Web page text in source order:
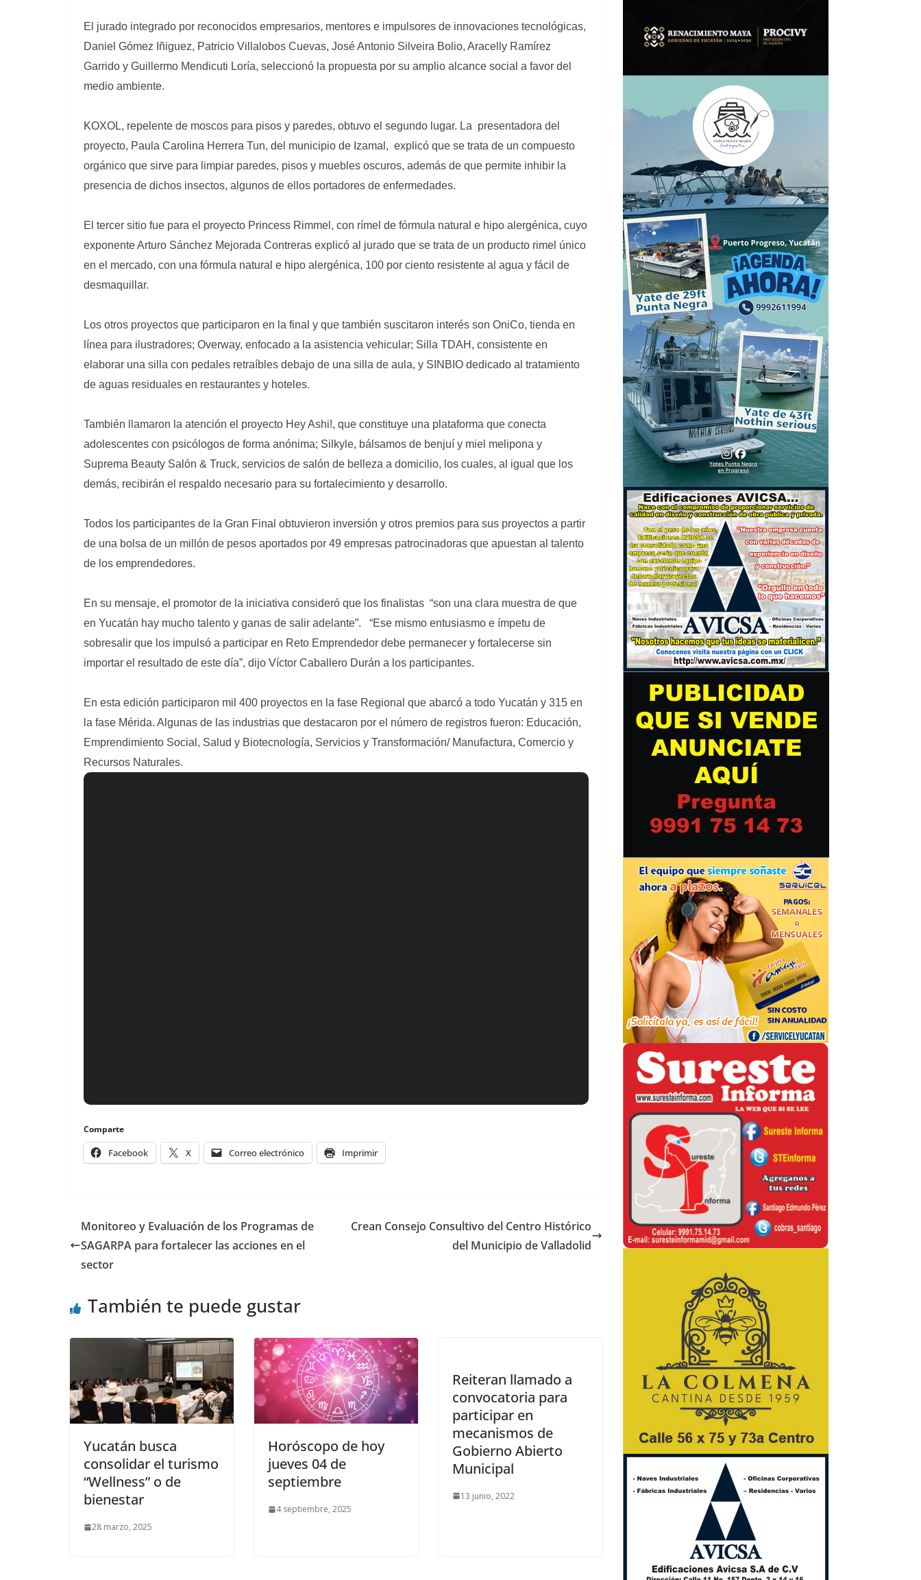
El jurado integrado por reconocidos empresarios, mentores e impulsores de innovaciones tecnológicas,
Daniel Gómez Iñiguez, Patricio Villalobos Cuevas, José Antonio Silveira Bolio, Aracelly Ramírez
Garrido y Guillermo Mendicuti Loría, seleccionó la propuesta por su amplio alcance social a favor del
medio ambiente.
KOXOL, repelente de moscos para pisos y paredes, obtuvo el segundo lugar. La presentadora del
proyecto, Paula Carolina Herrera Tun, del municipio de Izamal, explicó que se trata de un compuesto
orgánico que sirve para limpiar paredes, pisos y muebles oscuros, además de que permite inhibir la
presencia de dichos insectos, algunos de ellos portadores de enfermedades.
El tercer sitio fue para el proyecto Princess Rimmel, con rímel de fórmula natural e hipo alergénica, cuyo
exponente Arturo Sánchez Mejorada Contreras explicó al jurado que se trata de un producto rimel único
en el mercado, con una fórmula natural e hipo alergénica, 100 por ciento resistente al agua y fácil de
desmaquillar.
Los otros proyectos que participaron en la final y que también suscitaron interés son OniCo, tienda en
línea para ilustradores; Overway, enfocado a la asistencia vehicular; Silla TDAH, consistente en
elaborar una silla con pedales retraíbles debajo de una silla de aula, y SINBIO dedicado al tratamiento
de aguas residuales en restaurantes y hoteles.
También llamaron la atención el proyecto Hey Ashi!, que constituye una plataforma que conecta
adolescentes con psicólogos de forma anónima; Silkyle, bálsamos de benjuí y miel melipona y
Suprema Beauty Salón & Truck, servicios de salón de belleza a domicilio, los cuales, al igual que los
demás, recibirán el respaldo necesario para su fortalecimiento y desarrollo.
Todos los participantes de la Gran Final obtuvieron inversión y otros premios para sus proyectos a partir
de una bolsa de un millón de pesos aportados por 49 empresas patrocinadoras que apuestan al talento
de los emprendedores.
En su mensaje, el promotor de la iniciativa consideró que los finalistas “son una clara muestra de que
en Yucatán hay mucho talento y ganas de salir adelante”. “Ese mismo entusiasmo e ímpetu de
sobresalir que los impulsó a participar en Reto Emprendedor debe permanecer y fortalecerse sin
importar el resultado de este día”, dijo Víctor Caballero Durán a los participantes.
En esta edición participaron mil 400 proyectos en la fase Regional que abarcó a todo Yucatán y 315 en
la fase Mérida. Algunas de las industrias que destacaron por el número de registros fueron: Educación,
Emprendimiento Social, Salud y Biotecnología, Servicios y Transformación/ Manufactura, Comercio y
Recursos Naturales.
Comparte
Facebook X Correo electrónico Imprimir
Monitoreo y Evaluación de los Programas de
SAGARPA para fortalecer las acciones en el
sector
Crean Consejo Consultivo del Centro Histórico
del Municipio de Valladolid
También te puede gustar
Yucatán busca
consolidar el turismo
“Wellness” o de
bienestar
28 marzo, 2025
Horóscopo de hoy
jueves 04 de
septiembre
4 septiembre, 2025
Reiteran llamado a
convocatoria para
participar en
mecanismos de
Gobierno Abierto
Municipal
13 junio, 2022